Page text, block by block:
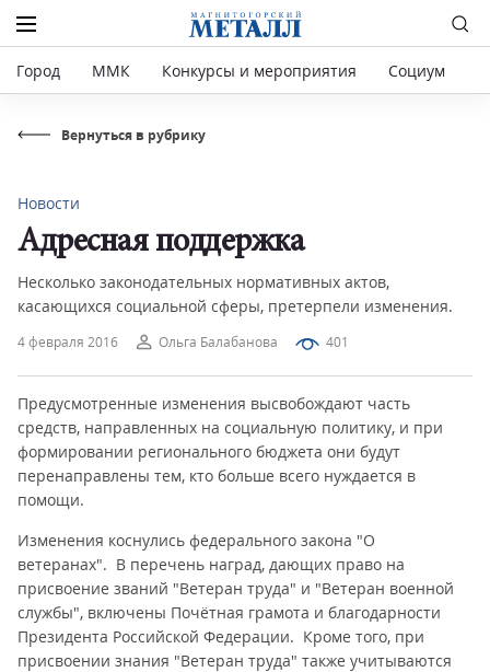
Город ММК Конкурсы и мероприятия Социум
Вернуться в рубрику
4 февраля 2016 Ольга Балабанова 401
Новости
Адресная поддержка
Несколько законодательных нормативных актов,
касающихся социальной сферы, претерпели изменения.
Предусмотренные изменения высвобождают часть
средств, направленных на социальную политику, и при
формировании регионального бюджета они будут
перенаправлены тем, кто больше всего нуждается в
помощи.
Изменения коснулись федерального закона "О
ветеранах". В перечень наград, дающих право на
присвоение званий "Ветеран труда" и "Ветеран военной
службы", включены Почётная грамота и благодарности
Президента Российской Федерации. Кроме того, при
присвоении знания "Ветеран труда" также учитываются